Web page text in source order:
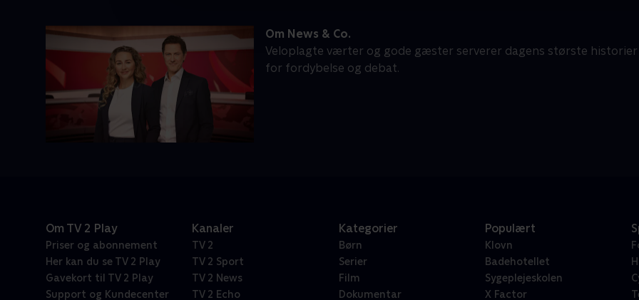
Om News & Co.
Veloplagte værter og gode gæster serverer dagens største historier
for fordybelse og debat.
Om TV 2 Play
Priser og abonnement
Her kan du se TV 2 Play
Gavekort til TV 2 Play
Support og Kundecenter
Kanaler
TV 2
TV 2 Sport
TV 2 News
TV 2 Echo
Kategorier
Børn
Serier
Film
Dokumentar
Populært
Klovn
Badehotellet
Sygeplejeskolen
X Factor